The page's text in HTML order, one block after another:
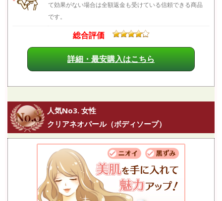
て効果がない場合は全額返金も受けている信頼できる商品
です。
総合評価
詳細・最安購入はこちら
人気No3. 女性
クリアネオパール（ボディソープ）